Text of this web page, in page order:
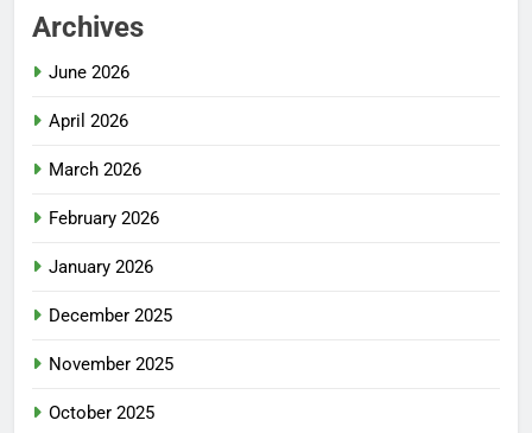
Archives
June 2026
April 2026
March 2026
February 2026
January 2026
December 2025
November 2025
October 2025